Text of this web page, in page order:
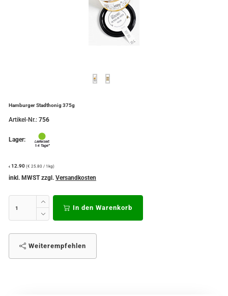
Hamburger Stadthonig 375g
Artikel-Nr.: 756
Lager:
€ 12.90 (€ 25.80 / 1kg)
inkl. MWST zzgl. Versandkosten
In den Warenkorb
Weiterempfehlen